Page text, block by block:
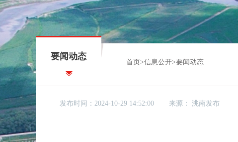
要闻动态
首页 >信息公开>要闻动态
发布时间：2024-10-29 14:52:00 来源：洮南发布